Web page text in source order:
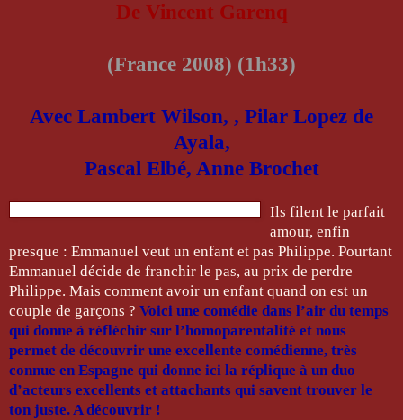
De Vincent Garenq
(France 2008) (1h33)
Avec Lambert Wilson, , Pilar Lopez de
Ayala,
Pascal Elbé, Anne Brochet
Ils filent le parfait
amour, enfin
presque : Emmanuel veut un enfant et pas Philippe. Pourtant
Emmanuel décide de franchir le pas, au prix de perdre
Philippe. Mais comment avoir un enfant quand on est un
couple de garçons ? Voici une comédie dans l’air du temps
qui donne à réfléchir sur l’homoparentalité et nous
permet de découvrir une excellente comédienne, très
connue en Espagne qui donne ici la réplique à un duo
d’acteurs excellents et attachants qui savent trouver le
ton juste. A découvrir !